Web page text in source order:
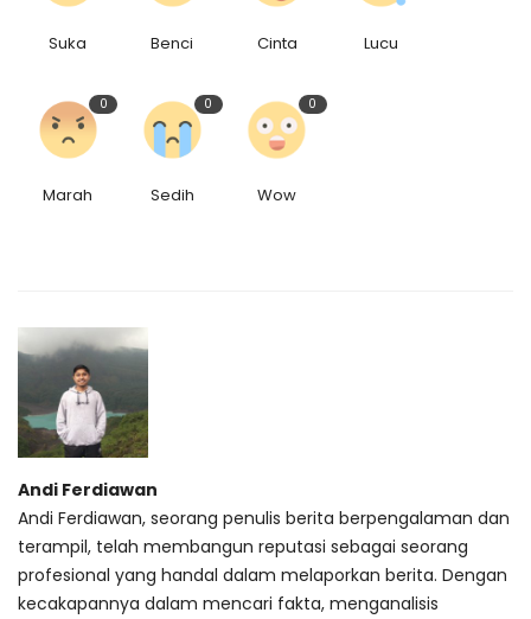
Suka Benci Cinta Lucu
0
Marah
0
Sedih
0
Wow
Andi Ferdiawan
Andi Ferdiawan, seorang penulis berita berpengalaman dan
terampil, telah membangun reputasi sebagai seorang
profesional yang handal dalam melaporkan berita. Dengan
kecakapannya dalam mencari fakta, menganalisis